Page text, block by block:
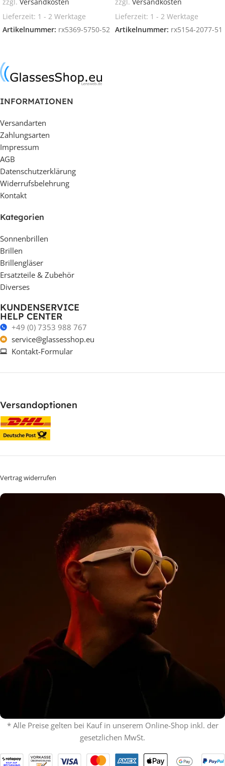
zzgl. Versandkosten
Lieferzeit: 1 - 2 Werktage
Artikelnummer: rx5369-5750-52
zzgl. Versandkosten
Lieferzeit: 1 - 2 Werktage
Artikelnummer: rx5154-2077-51
INFORMATIONEN
Versandarten
Zahlungsarten
Impressum
AGB
Datenschutzerklärung
Widerrufsbelehrung
Kontakt
Kategorien
Sonnenbrillen
Brillen
Brillengläser
Ersatzteile & Zubehör
Diverses
KUNDENSERVICE
HELP CENTER
+49 (0) 7353 988 767
service@glassesshop.eu
Kontakt-Formular
Versandoptionen
Vertrag widerrufen
% ON SALE %
Oakley mit Sehstärke
* Alle Preise gelten bei Kauf in unserem Online-Shop inkl. der
gesetzlichen MwSt.